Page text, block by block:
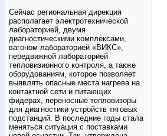
Сейчас региональная дирекция
располагает электротехнической
лабораторией, двумя
диагностическими комплексами,
вагоном-лабораторией «ВИКС»,
передвижной лабораторией
тепловизионного контроля, а также
оборудованиям, которое позволяет
выявлять опасные места нагрева на
контактной сети и питающих
фидерах, переносные тепловизоры
для диагностики устройств тяговых
подстанций. В последние годы стала
меняться ситуация с поставками